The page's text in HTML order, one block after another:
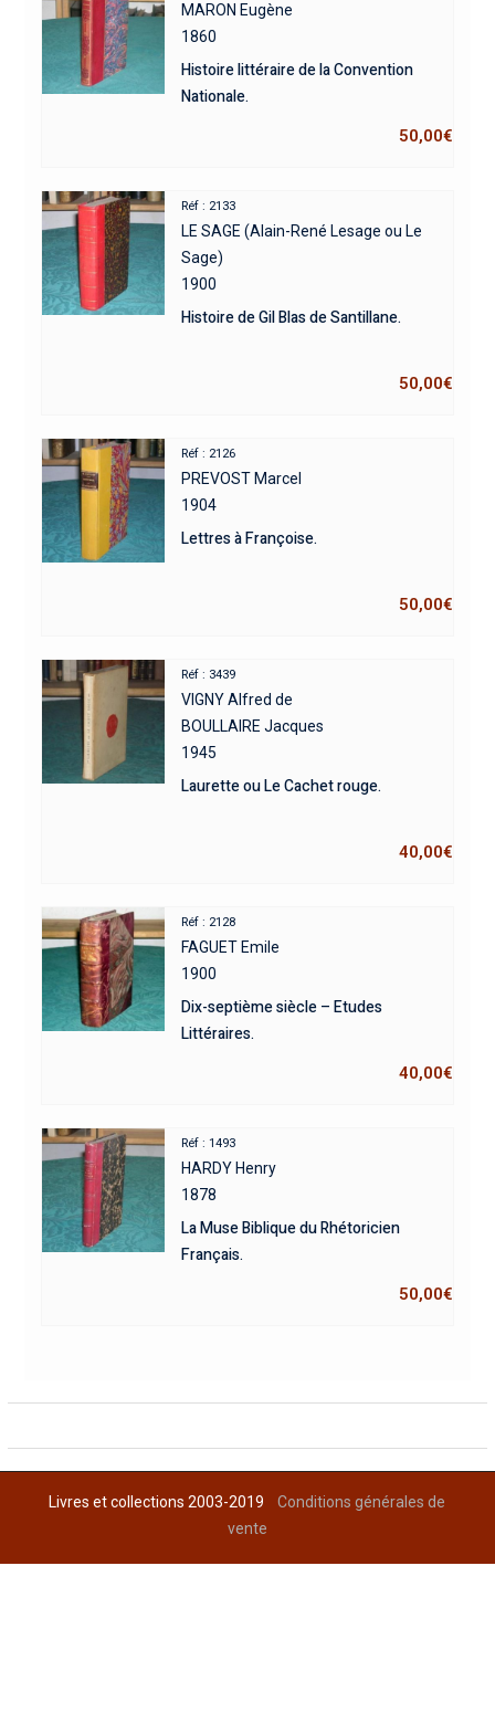
MARON Eugène
1860
Histoire littéraire de la Convention
Nationale.
50,00€
Réf : 2133
LE SAGE (Alain-René Lesage ou Le
Sage)
1900
Histoire de Gil Blas de Santillane.
50,00€
Réf : 2126
PREVOST Marcel
1904
Lettres à Françoise.
50,00€
Réf : 3439
VIGNY Alfred de
BOULLAIRE Jacques
1945
Laurette ou Le Cachet rouge.
40,00€
Réf : 2128
FAGUET Emile
1900
Dix-septième siècle – Etudes
Littéraires.
40,00€
Réf : 1493
HARDY Henry
1878
La Muse Biblique du Rhétoricien
Français.
50,00€
Livres et collections 2003-2019Conditions générales de
vente